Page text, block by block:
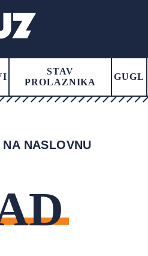
STAV
PROLAZNIKA
GUGL
NASLOVNU